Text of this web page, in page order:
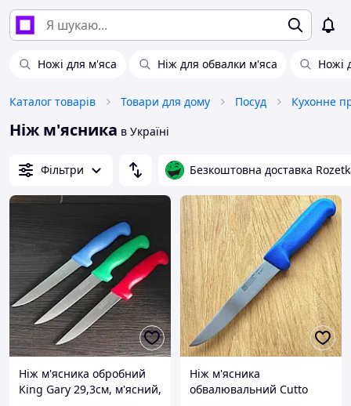
Ножі для м'яса Ніж для обвалки м'яса Ножі
Каталог товарів Товари для дому Посуд Кухонне
Ніж м'ясника в Україні
Фільтри Безкоштовна доставка
Ніж м'ясника обробний
King Gary 29,3см, м'ясний,
Ніж м'ясника
обвалювальний Cutto